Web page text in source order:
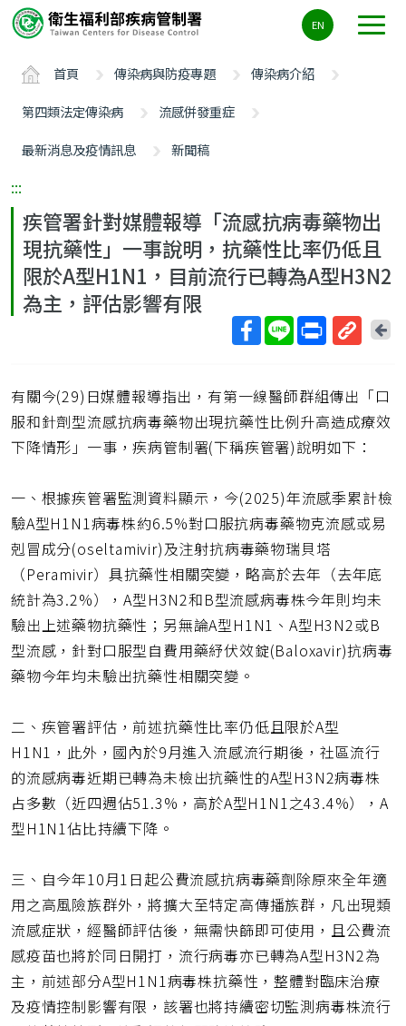
要
ALT+C
EN
首頁 傳染病與防疫專題
傳染病介紹
第四類法定傳染病
流感併發重症
最新消息及疫情訊息
新聞稿
:::
疾管署針對媒體報導「流感抗病毒藥物出
現抗藥性」一事說明，抗藥性比率仍低且
限於A型H1N1，目前流行已轉為A型H3N2
為主，評估影響有限
短
網
址
回
有關今(29)日媒體報導指出，有第一線醫師群組傳出「口
服和針劑型流感抗病毒藥物出現抗藥性比例升高造成療效
下降情形」一事，疾病管制署(下稱疾管署)說明如下：
一、根據疾管署監測資料顯示，今(2025)年流感季累計檢
驗A型H1N1病毒株約6.5%對口服抗病毒藥物克流感或易
剋冒成分(oseltamivir)及注射抗病毒藥物瑞貝塔
（Peramivir）具抗藥性相關突變，略高於去年（去年底
統計為3.2%），A型H3N2和B型流感病毒株今年則均未
驗出上述藥物抗藥性；另無論A型H1N1、A型H3N2或B
型流感，針對口服型自費用藥紓伏效錠(Baloxavir)抗病毒
藥物今年均未驗出抗藥性相關突變。
二、疾管署評估，前述抗藥性比率仍低且限於A型
H1N1，此外，國內於9月進入流感流行期後，社區流行
的流感病毒近期已轉為未檢出抗藥性的A型H3N2病毒株
占多數（近四週佔51.3%，高於A型H1N1之43.4%），A
型H1N1佔比持續下降。
三、自今年10月1日起公費流感抗病毒藥劑除原來全年適
用之高風險族群外，將擴大至特定高傳播族群，凡出現類
流感症狀，經醫師評估後，無需快篩即可使用，且公費流
感疫苗也將於同日開打，流行病毒亦已轉為A型H3N2為
主，前述部分A型H1N1病毒株抗藥性，整體對臨床治療
及疫情控制影響有限，該署也將持續密切監測病毒株流行